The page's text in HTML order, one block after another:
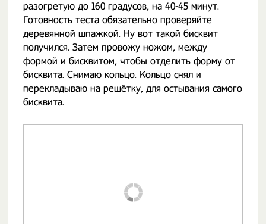
разогретую до 160 градусов, на 40-45 минут.
Готовность теста обязательно проверяйте
деревянной шпажкой. Ну вот такой бисквит
получился. Затем провожу ножом, между
формой и бисквитом, чтобы отделить форму от
бисквита. Снимаю кольцо. Кольцо снял и
перекладываю на решётку, для остывания самого
бисквита.